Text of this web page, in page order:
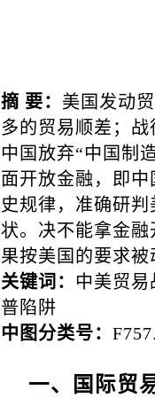
摘 要： 美国发动
多的贸易顺差；
中国放弃“中国制
面开放金融，即
史规律，准确研
状。决不能拿金
果按美国的要求
关键词： 中美贸
普陷阱
中图分类号：
一、国际贸